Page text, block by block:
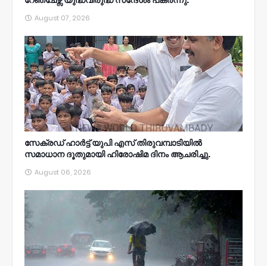
August 07, 2026
സേക്രഡ് ഹാർട്ട് യുപി എസ് തിരുവമ്പാടിയിൽ
സമാധാന ദൂതുമായി ഹിരോഷിമ ദിനം ആചരിച്ചു.
August 06, 2026